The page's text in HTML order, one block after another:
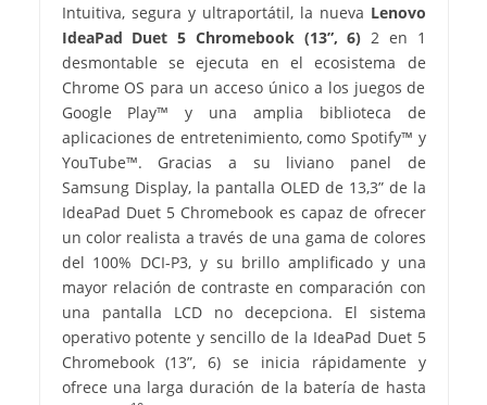
Intuitiva, segura y ultraportátil, la nueva Lenovo
IdeaPad Duet 5 Chromebook (13”, 6) 2 en 1
desmontable se ejecuta en el ecosistema de
Chrome OS para un acceso único a los juegos de
Google Play™ y una amplia biblioteca de
aplicaciones de entretenimiento, como Spotify™ y
YouTube™. Gracias a su liviano panel de
Samsung Display, la pantalla OLED de 13,3” de la
IdeaPad Duet 5 Chromebook es capaz de ofrecer
un color realista a través de una gama de colores
del 100% DCI-P3, y su brillo amplificado y una
mayor relación de contraste en comparación con
una pantalla LCD no decepciona. El sistema
operativo potente y sencillo de la IdeaPad Duet 5
Chromebook (13”, 6) se inicia rápidamente y
ofrece una larga duración de la batería de hasta